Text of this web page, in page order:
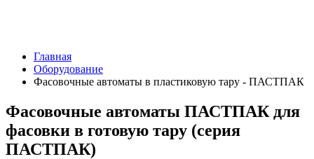
Главная
Оборудование
Фасовочные автоматы в пластиковую тару - ПАСТПАК
Фасовочные автоматы ПАСТПАК для
фасовки в готовую тару (серия
ПАСТПАК)